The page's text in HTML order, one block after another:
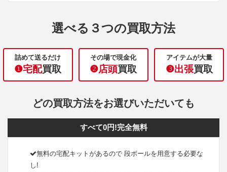
選べる３つの買取方法
詰めて送るだけ
❶宅配買取
その場で現金化
❷店頭買取
アイテムが大量
❸出張買取
どの買取方法をお選びいただいても
すべて0円!完全無料
無料の宅配キットがあるので 段ボールを用意する必要な
し!